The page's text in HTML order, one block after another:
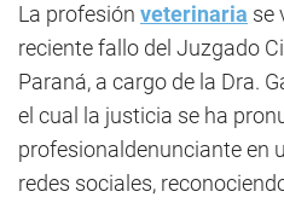
La profesión veterinaria se
reciente fallo del Juzgado
Paraná, a cargo de la Dra.
el cual la justicia se ha
profesionaldenunciante en
redes sociales,